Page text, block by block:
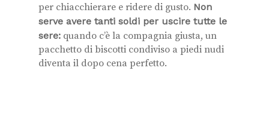
per chiacchierare e ridere di gusto. Non
serve avere tanti soldi per uscire tutte le
sere: quando c’è la compagnia giusta, un
pacchetto di biscotti condiviso a piedi nudi
diventa il dopo cena perfetto.